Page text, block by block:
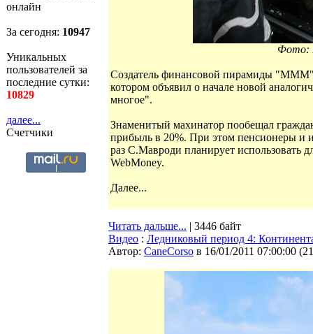
онлайн
За сегодня: 10947
Уникальных
пользователей за
последние сутки:
10829
далее...
Счетчики
Фото:
Создатель финансовой пирамиды "МММ"
котором объявил о начале новой
многое".
Знаменитый махинатор пообещал
прибыль в 20%. При этом пенсионеры и
раз С.Мавроди планирует использовать
WebMoney.
Далее...
Читать дальше... | 3446 байт
Видео : Ледниковый период 4:
Автор: CaneCorso в 16/01/2011 07:00:00 (